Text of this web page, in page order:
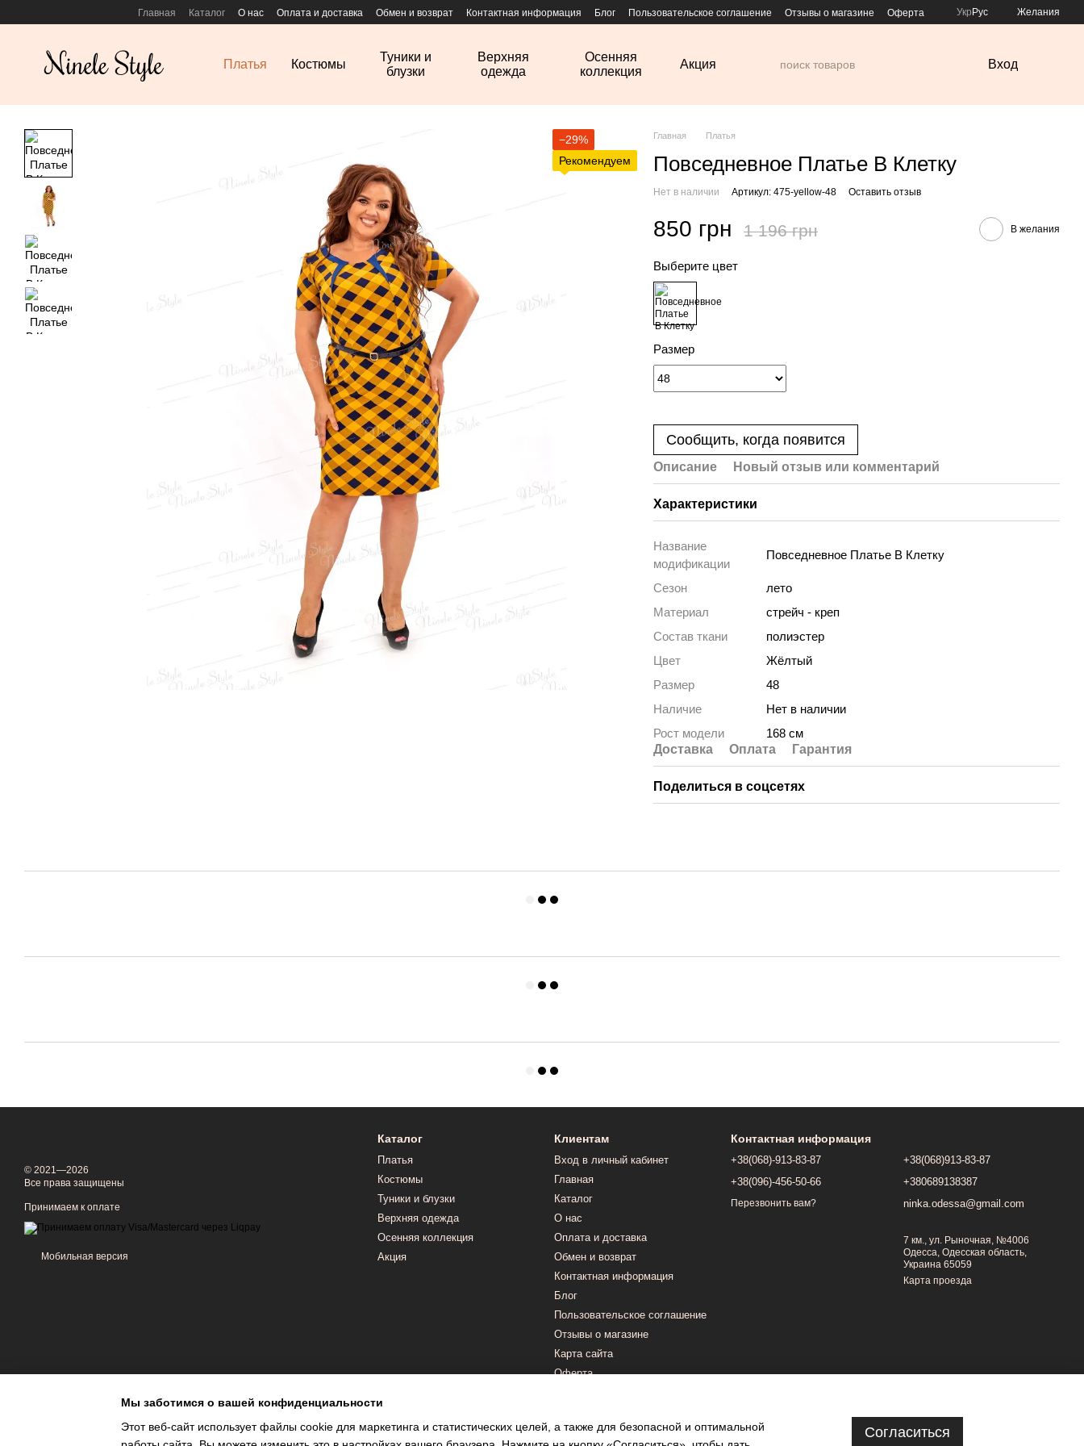
Перейти к основному контенту
Главная Каталог О нас Оплата и доставка Обмен и возврат Контактная информация Блог Пользовательское соглашение Отзывы о магазине Оферта Укр Рус Желания
Платья Костюмы
Туники и
блузки
Верхняя
одежда
Осенняя
коллекция
Акция Вход
−29%
Рекомендуем
Главная Платья
Повседневное Платье В Клетку
Нет в наличии Артикул: 475-yellow-48 Оставить отзыв
850 грн 1 196 грн В желания
Выберите цвет
Размер
Сообщить, когда появится
Описание Новый отзыв или комментарий
Характеристики
Название
модификации
Повседневное Платье В Клетку
Сезон
лето
Материал
стрейч - креп
Состав ткани
полиэстер
Цвет
Жёлтый
Размер
48
Наличие
Нет в наличии
Рост модели
168 см
Доставка
Оплата Гарантия
Поделиться в соцсетях
© 2021—2026
Все права защищены
Принимаем к оплате
Мобильная версия
Каталог
Платья
Костюмы
Туники и блузки
Верхняя одежда
Осенняя коллекция
Акция
Клиентам
Вход в личный кабинет
Главная
Каталог
О нас
Оплата и доставка
Обмен и возврат
Контактная информация
Блог
Пользовательское соглашение
Отзывы о магазине
Карта сайта
Оферта
Контактная информация
+38(068)-913-83-87
+38(096)-456-50-66
Перезвонить вам?
+38(068)913-83-87
+380689138387
ninka.odessa@gmail.com
7 км., ул. Рыночная, №4006
Одесса, Одесская область,
Украина 65059
Карта проезда
Мы заботимся о вашей конфиденциальности
Этот веб-сайт использует файлы cookie для маркетинга и статистических целей, а также для безопасной и оптимальной
Согласиться